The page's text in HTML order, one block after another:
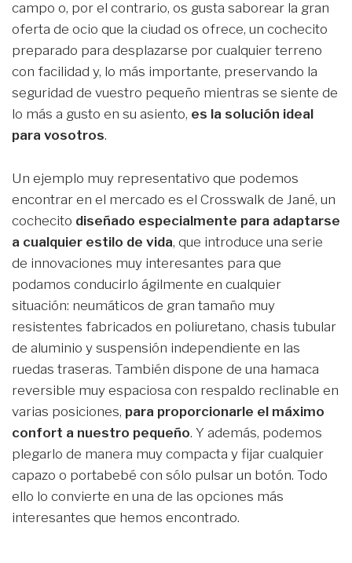
campo o, por el contrario, os gusta saborear la gran
oferta de ocio que la ciudad os ofrece, un cochecito
preparado para desplazarse por cualquier terreno
con facilidad y, lo más importante, preservando la
seguridad de vuestro pequeño mientras se siente de
lo más a gusto en su asiento, es la solución ideal
para vosotros.
Un ejemplo muy representativo que podemos
encontrar en el mercado es el Crosswalk de Jané, un
cochecito diseñado especialmente para adaptarse
a cualquier estilo de vida, que introduce una serie
de innovaciones muy interesantes para que
podamos conducirlo ágilmente en cualquier
situación: neumáticos de gran tamaño muy
resistentes fabricados en poliuretano, chasis tubular
de aluminio y suspensión independiente en las
ruedas traseras. También dispone de una hamaca
reversible muy espaciosa con respaldo reclinable en
varias posiciones, para proporcionarle el máximo
confort a nuestro pequeño. Y además, podemos
plegarlo de manera muy compacta y fijar cualquier
capazo o portabebé con sólo pulsar un botón. Todo
ello lo convierte en una de las opciones más
interesantes que hemos encontrado.